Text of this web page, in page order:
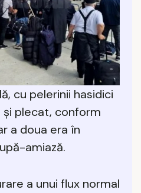
cu pelerinii hasidici
și plecat, conform
a doua era în
amiază.
a unui flux normal